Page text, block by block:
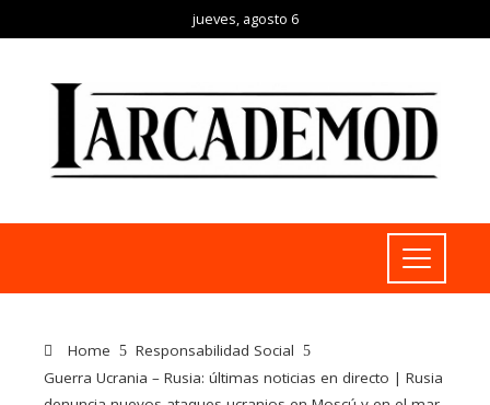
jueves, agosto 6
Home
Responsabilidad Social
Guerra Ucrania – Rusia: últimas noticias en directo | Rusia